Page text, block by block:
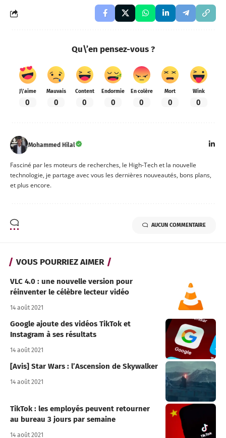
Qu\’en pensez-vous ?
J\'aime
0
Mauvais
0
Content
0
Endormie
0
En colère
0
Mort
0
Wink
0
Mohammed Hilal
Fasciné par les moteurs de recherches, le High-Tech et la nouvelle
technologie, je partage avec vous les dernières nouveautés, bons plans,
et plus encore.
AUCUN COMMENTAIRE
VOUS POURRIEZ AIMER
VLC 4.0 : une nouvelle version pour
réinventer le célèbre lecteur vidéo
14 août 2021
Google ajoute des vidéos TikTok et
Instagram à ses résultats
14 août 2021
[Avis] Star Wars : l’Ascension de Skywalker
14 août 2021
TikTok : les employés peuvent retourner
au bureau 3 jours par semaine
14 août 2021